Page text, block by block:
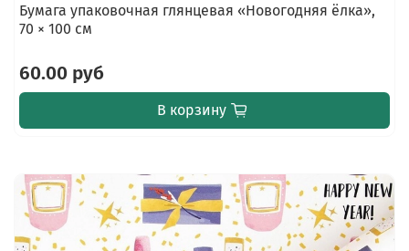
Бумага упаковочная глянцевая «Новогодняя ёлка»,
70 × 100 см
60.00 руб
В корзину